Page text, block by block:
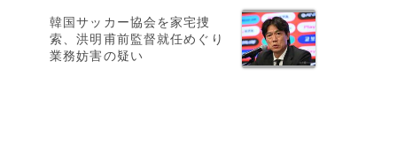
韓国サッカー協会を家宅捜
索、洪明甫前監督就任めぐり
業務妨害の疑い